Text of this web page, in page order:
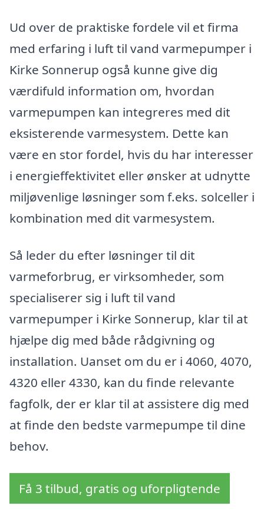
Ud over de praktiske fordele vil et firma
med erfaring i luft til vand varmepumper i
Kirke Sonnerup også kunne give dig
værdifuld information om, hvordan
varmepumpen kan integreres med dit
eksisterende varmesystem. Dette kan
være en stor fordel, hvis du har interesser
i energieffektivitet eller ønsker at udnytte
miljøvenlige løsninger som f.eks. solceller i
kombination med dit varmesystem.
Så leder du efter løsninger til dit
varmeforbrug, er virksomheder, som
specialiserer sig i luft til vand
varmepumper i Kirke Sonnerup, klar til at
hjælpe dig med både rådgivning og
installation. Uanset om du er i 4060, 4070,
4320 eller 4330, kan du finde relevante
fagfolk, der er klar til at assistere dig med
at finde den bedste varmepumpe til dine
behov.
Få 3 tilbud, gratis og uforpligtende